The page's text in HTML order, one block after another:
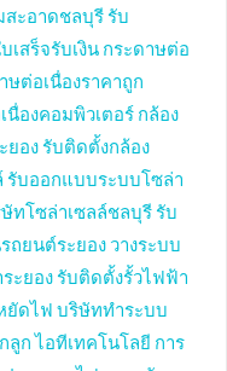
ะอาดชลบุรี รับ
เสร็จรับเงิน กระดาษต่อ
ษต่อเนื่องราคาถูก
นื่องคอมพิวเตอร์ กล้อง
ยอง รับติดตั้งกล้อง
รับออกแบบระบบโซล่า
ทโซล่าเซลล์ชลบุรี รับ
ถยนต์ระยอง วางระบบ
ะยอง รับติดตั้งรั้วไฟฟ้า
ยัดไฟ บริษัททำระบบ
ลูก ไอทีเทคโนโลยี การ